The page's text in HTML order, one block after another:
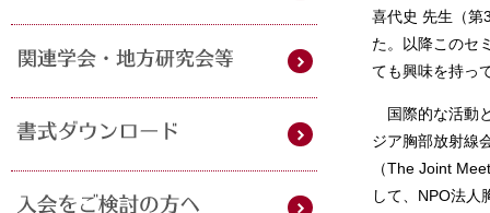
喜代史 先生（第
た。以降このセ
ても興味を持っ
国際的な活動
ジア胸部放射線
（The Joint
して、NPO法人